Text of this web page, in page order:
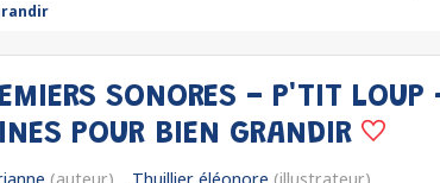
SONORES - P'TIT LOUP
POUR BIEN GRANDIR